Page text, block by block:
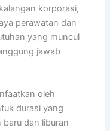
korporasi,
perawatan dan
yang muncul
jawab
oleh
durasi yang
dan liburan